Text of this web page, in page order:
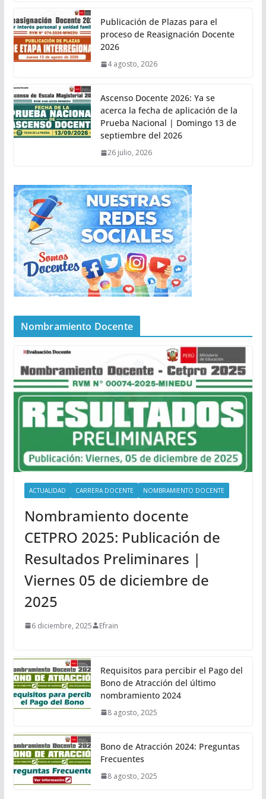
Publicación de Plazas para el
proceso de Reasignación Docente
2026
4 agosto, 2026
Ascenso Docente 2026: Ya se
acerca la fecha de aplicación de la
Prueba Nacional | Domingo 13 de
septiembre del 2026
26 julio, 2026
Nombramiento Docente
ACTUALIDAD CARRERA DOCENTE NOMBRAMIENTO DOCENTE
Nombramiento docente
CETPRO 2025: Publicación de
Resultados Preliminares |
Viernes 05 de diciembre de
2025
6 diciembre, 2025 Efrain
Requisitos para percibir el Pago del
Bono de Atracción del último
nombramiento 2024
8 agosto, 2025
Bono de Atracción 2024: Preguntas
Frecuentes
8 agosto, 2025